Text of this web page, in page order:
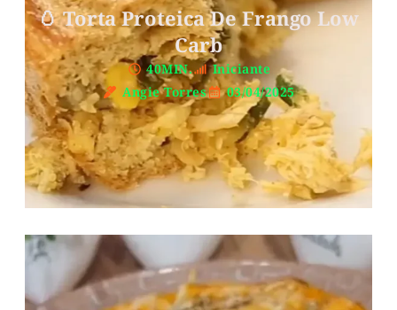
🥚 Torta Proteica De Frango Low
Carb
40MIN.
Iniciante
Angie Torres
03/04/2025